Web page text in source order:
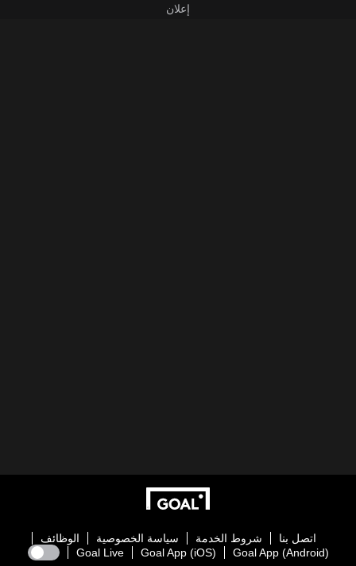
اتصل بنا شروط الخدمة سياسة الخصوصية
الوظائف
Goal App (Android)
Goal App (iOS)
Goal Live